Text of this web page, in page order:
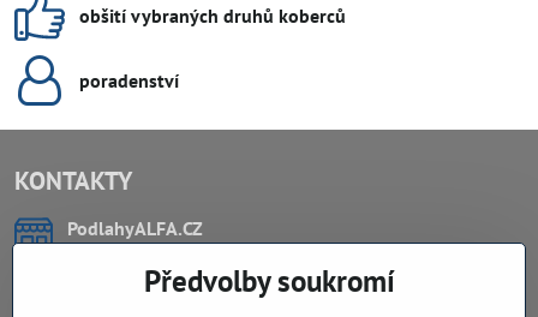
obšití vybraných druhů koberců
poradenství
KONTAKTY
PodlahyALFA​.CZ
Záříčí, ev.č. 54
768 11 ChropyněPředvolby soukromí